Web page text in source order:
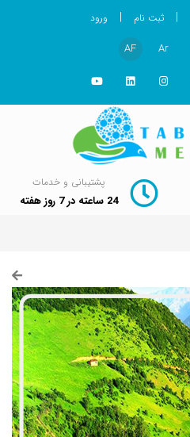
| ثبت نام | ورود
Ar
AF
پشتیبانی و خدمات
24 ساعته در 7 روز هفته